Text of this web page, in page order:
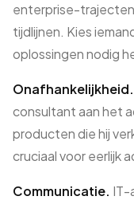
enterprise-
tijdlijnen. Kies
oplossingen nodig
Onafhankelijkheid.
consultant aan het
producten die hij
cruciaal voor eerlijk
Communicatie. IT-